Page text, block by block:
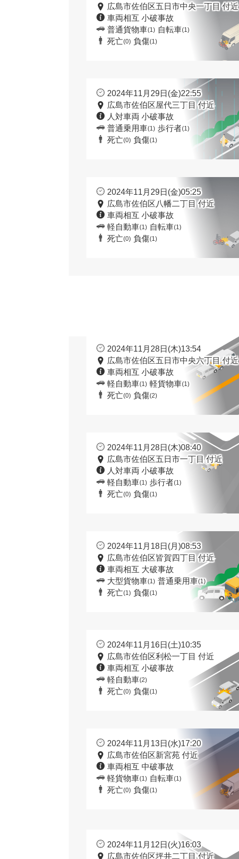
広島市佐伯区五日市中央一丁目 付近
車両相互 小破事故
普通貨物車(1) 自転車(1)
死亡(0) 負傷(1)
2024年11月29日(金)22:55
広島市佐伯区屋代三丁目 付近
人対車両 小破事故
普通乗用車(1) 歩行者(1)
死亡(0) 負傷(1)
2024年11月29日(金)05:25
広島市佐伯区八幡二丁目 付近
車両相互 小破事故
軽自動車(1) 自転車(1)
死亡(0) 負傷(1)
2024年11月28日(木)13:54
広島市佐伯区五日市中央六丁目 付近
車両相互 小破事故
軽自動車(1) 軽貨物車(1)
死亡(0) 負傷(2)
2024年11月28日(木)08:40
広島市佐伯区五日市一丁目 付近
人対車両 小破事故
軽自動車(1) 歩行者(1)
死亡(0) 負傷(1)
2024年11月18日(月)08:53
広島市佐伯区皆賀四丁目 付近
車両相互 大破事故
大型貨物車(1) 普通乗用車(1)
死亡(1) 負傷(1)
2024年11月16日(土)10:35
広島市佐伯区利松一丁目 付近
車両相互 小破事故
軽自動車(2)
死亡(0) 負傷(1)
2024年11月13日(水)17:20
広島市佐伯区新宮苑 付近
車両相互 中破事故
軽貨物車(1) 自転車(1)
死亡(0) 負傷(1)
2024年11月12日(火)16:03
広島市佐伯区坪井二丁目 付近